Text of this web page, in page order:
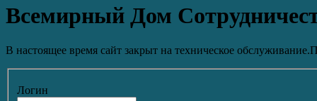
Всемирный Дом
В настоящее время сайт закрыт на техническое
Логин